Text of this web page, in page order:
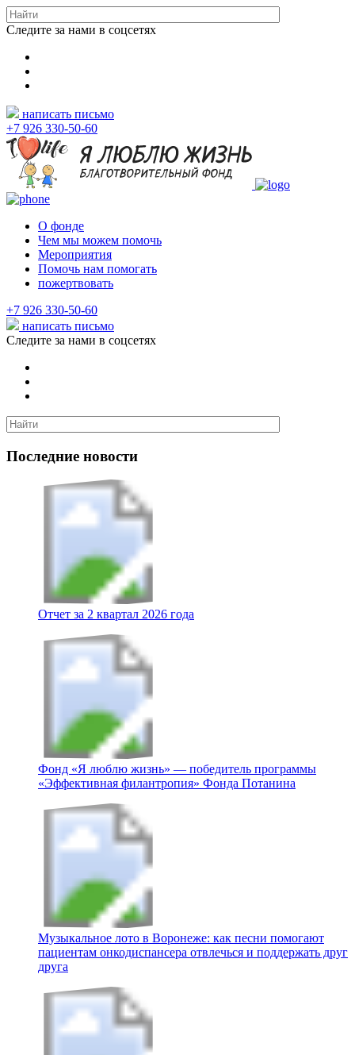
Следите за нами в соцсетях
написать письмо
+7 926 330-50-60
О фонде
Чем мы можем помочь
Мероприятия
Помочь нам помогать
пожертвовать
+7 926 330-50-60
написать письмо
Следите за нами в соцсетях
Последние новости
Отчет за 2 квартал 2026 года
Фонд «Я люблю жизнь» — победитель программы
«Эффективная филантропия» Фонда Потанина
Музыкальное лото в Воронеже: как песни помогают
пациентам онкодиспансера отвлечься и поддержать друг
друга